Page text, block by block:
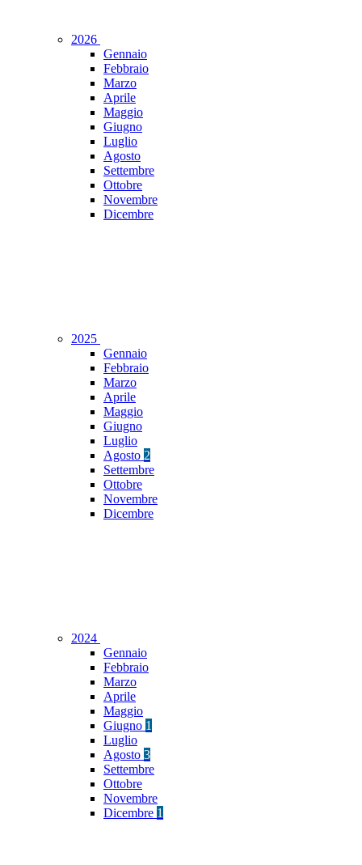
2026
Gennaio
Febbraio
Marzo
Aprile
Maggio
Giugno
Luglio
Agosto
Settembre
Ottobre
Novembre
Dicembre
2025
Gennaio
Febbraio
Marzo
Aprile
Maggio
Giugno
Luglio
Agosto 2
Settembre
Ottobre
Novembre
Dicembre
2024
Gennaio
Febbraio
Marzo
Aprile
Maggio
Giugno 1
Luglio
Agosto 3
Settembre
Ottobre
Novembre
Dicembre 1